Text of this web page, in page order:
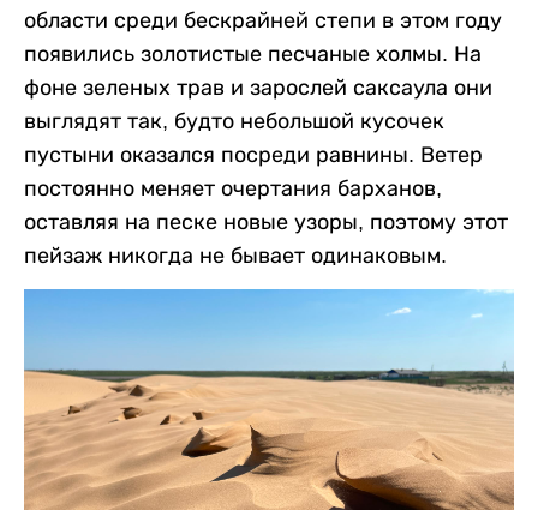
области среди бескрайней степи в этом году
появились золотистые песчаные холмы. На
фоне зеленых трав и зарослей саксаула они
выглядят так, будто небольшой кусочек
пустыни оказался посреди равнины. Ветер
постоянно меняет очертания барханов,
оставляя на песке новые узоры, поэтому этот
пейзаж никогда не бывает одинаковым.